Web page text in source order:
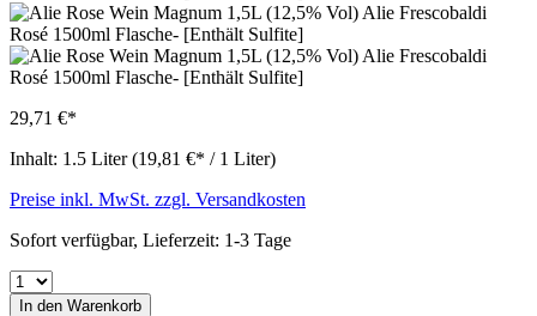
29,71 €*
Inhalt: 1.5 Liter(19,81 €* / 1 Liter)
Preise inkl. MwSt. zzgl. Versandkosten
Sofort verfügbar, Lieferzeit: 1-3 Tage
In den Warenkorb